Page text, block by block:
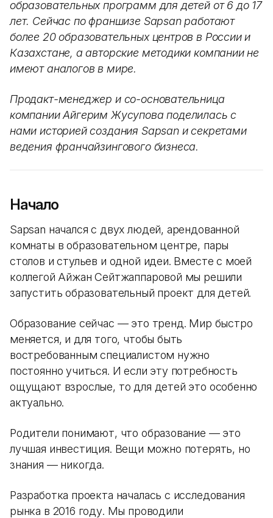
образовательных программ для детей от 6 до 17
лет. Сейчас по франшизе Sapsan работают
более 20 образовательных центров в России и
Казахстане, а авторские методики компании не
имеют аналогов в мире.
Продакт-менеджер и со-основательница
компании Айгерим Жусупова поделилась с
нами историей создания Sapsan и секретами
ведения франчайзингового бизнеса.
Начало
Sapsan начался с двух людей, арендованной
комнаты в образовательном центре, пары
столов и стульев и одной идеи. Вместе с моей
коллегой Айжан Сейтжаппаровой мы решили
запустить образовательный проект для детей.
Образование сейчас — это тренд. Мир быстро
меняется, и для того, чтобы быть
востребованным специалистом нужно
постоянно учиться. И если эту потребность
ощущают взрослые, то для детей это особенно
актуально.
Родители понимают, что образование — это
лучшая инвестиция. Вещи можно потерять, но
знания — никогда.
Разработка проекта началась с исследования
рынка в 2016 году. Мы проводили